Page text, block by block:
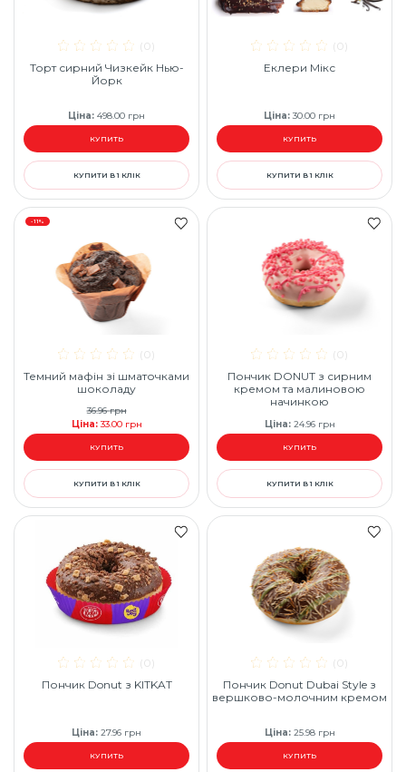
(0)
Торт сирний Чизкейк Нью-
Йорк
Ціна: 498.00 грн
КУПИТЬ
КУПИТИ В 1 КЛІК
(0)
Еклери Мікс
Ціна: 30.00 грн
КУПИТЬ
КУПИТИ В 1 КЛІК
-11%
(0)
Темний мафін зі шматочками
шоколаду
36.96грн
Ціна:33.00 грн
КУПИТЬ
КУПИТИ В 1 КЛІК
(0)
Пончик DONUT з сирним
кремом та малиновою
начинкою
Ціна:24.96 грн
КУПИТЬ
КУПИТИ В 1 КЛІК
(0)
Пончик Donut з KITKAT
Ціна: 27.96 грн
КУПИТЬ
(0)
Пончик Donut Dubai Style з
вершково-молочним кремом
Ціна:25.98 грн
КУПИТЬ